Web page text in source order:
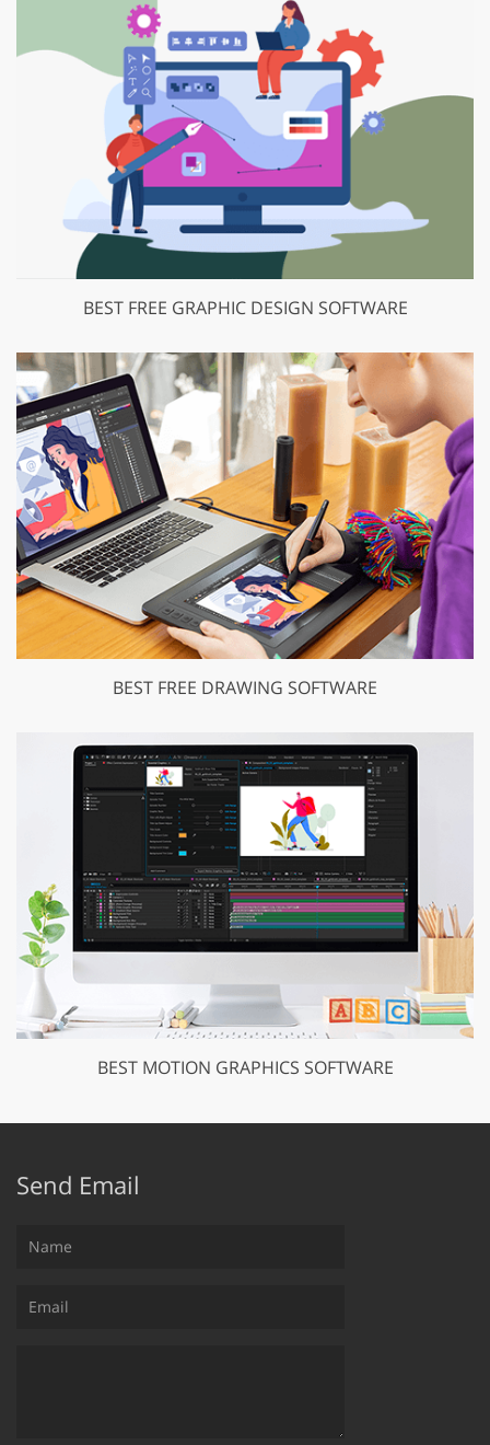
BEST FREE GRAPHIC DESIGN SOFTWARE
BEST FREE DRAWING SOFTWARE
BEST MOTION GRAPHICS SOFTWARE
Send Email